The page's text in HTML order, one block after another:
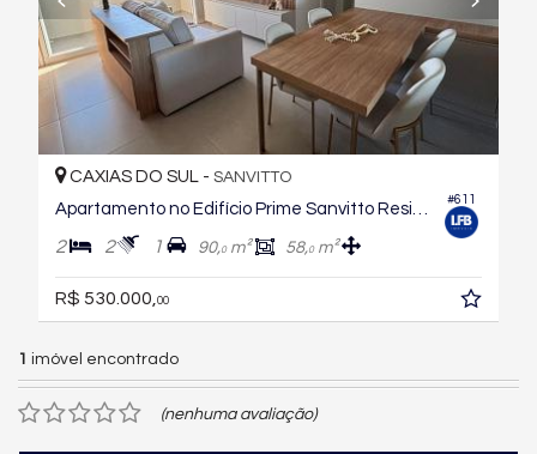
#611
CAXIAS DO SUL - SANVITTO
Apartamento no Edifício Prime Sanvitto Residence
2 2 1 90,0m² 58,0m²
R$ 530.000, 00
1 imóvel encontrado
(nenhuma avaliação)